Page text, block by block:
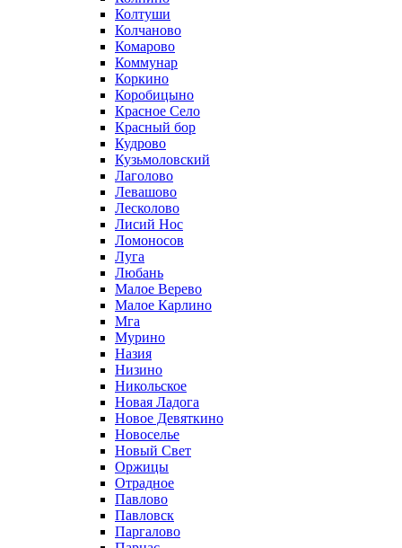
Колтуши
Колчаново
Комарово
Коммунар
Коркино
Коробицыно
Красное Село
Красный бор
Кудрово
Кузьмоловский
Лаголово
Левашово
Лесколово
Лисий Нос
Ломоносов
Луга
Любань
Малое Верево
Малое Карлино
Мга
Мурино
Назия
Низино
Никольское
Новая Ладога
Новое Девяткино
Новоселье
Новый Свет
Оржицы
Отрадное
Павлово
Павловск
Паргалово